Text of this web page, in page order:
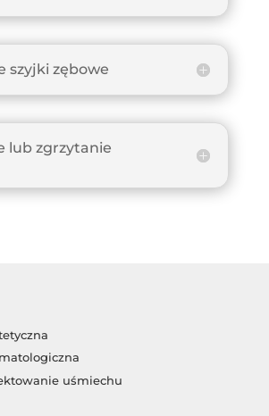
szyjki zębowe
lub zgrzytanie
uśmiechu